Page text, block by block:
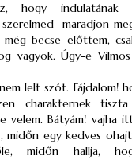
hogy
maradjon-
becse előttem,
vagyok. Úgy-e
lelt szót. Fájdalom!
charakternek tiszta
Bátyám! vajha
midőn egy kedves
midőn hallja,